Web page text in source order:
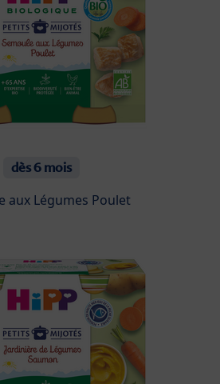
dès 6 mois
aux Légumes Poulet